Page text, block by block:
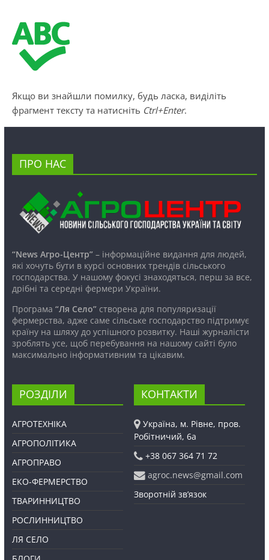
Якщо ви знайшли помилку, будь ласка, виділіть
фрагмент тексту та натисніть Ctrl+Enter.
ПРО НАС
“News Агро-Центр”– інформаційне видання для людей,
які хочуть бути в курсі основних трендів сільського
господарства. У нашому фокусі знаходяться, перш за все,
дрібні та середні фермери України.
Програма “Ля Село”створена для популяризації
фермерства, адже саме сільське господарство підтримує
країну на шляху до успішного розвитку. Наші журналісти
зроблять усе, щоб перебування на нашому сайті було
максимально інформативним та цікавим.
РОЗДІЛИ
АГРОТЕХНІКА
АГРОПОЛІТИКА
АГРОПРАВО
ЕКО-ФЕРМЕРСТВО
ТВАРИННИЦТВО
РОСЛИННИЦТВО
ЛЯ СЕЛО
КОНТАКТИ
Україна, м. Рівне, пров.
Робітничий, 6а
+38 067 364 71 72
agroc.news@gmail.com
Зворотній зв’язок